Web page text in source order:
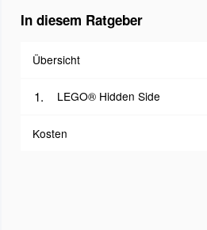
In diesem Ratgeber
Übersicht
LEGO® Hidden Side
Kosten